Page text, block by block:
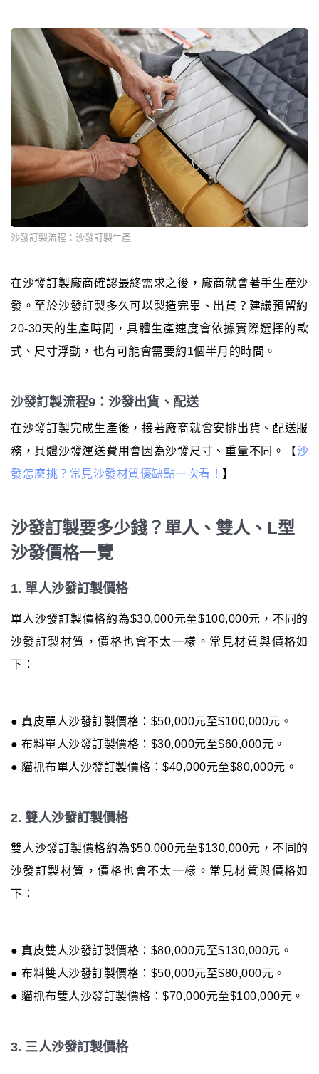
沙發訂製流程：沙發訂製生產
在沙發訂製廠商確認最終需求之後，廠商就會著手生產沙
發。至於沙發訂製多久可以製造完畢、出貨？建議預留約
20-30天的生產時間，具體生產速度會依據實際選擇的款
式、尺寸浮動，也有可能會需要約1個半月的時間。
沙發訂製流程9：沙發出貨、配送
在沙發訂製完成生產後，接著廠商就會安排出貨、配送服
務，具體沙發運送費用會因為沙發尺寸、重量不同。【沙
發怎麼挑？常見沙發材質優缺點一次看！ 】
沙發訂製要多少錢？單人、雙人、L型
沙發價格一覽
1. 單人沙發訂製價格
單人沙發訂製價格約為$30,000元至$100,000元，不同的
沙發訂製材質，價格也會不太一樣。常見材質與價格如
下：
● 真皮單人沙發訂製價格：$50,000元至$100,000元。
● 布料單人沙發訂製價格：$30,000元至$60,000元。
● 貓抓布單人沙發訂製價格：$40,000元至$80,000元。
2. 雙人沙發訂製價格
雙人沙發訂製價格約為$50,000元至$130,000元，不同的
沙發訂製材質，價格也會不太一樣。常見材質與價格如
下：
● 真皮雙人沙發訂製價格：$80,000元至$130,000元。
● 布料雙人沙發訂製價格：$50,000元至$80,000元。
● 貓抓布雙人沙發訂製價格：$70,000元至$100,000元。
3. 三人沙發訂製價格